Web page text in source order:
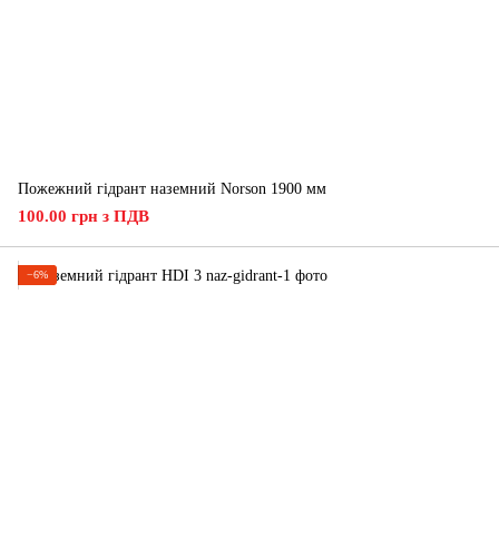
Пожежний гідрант наземний Norson 1900 мм
100.00 грн з ПДВ
−6%